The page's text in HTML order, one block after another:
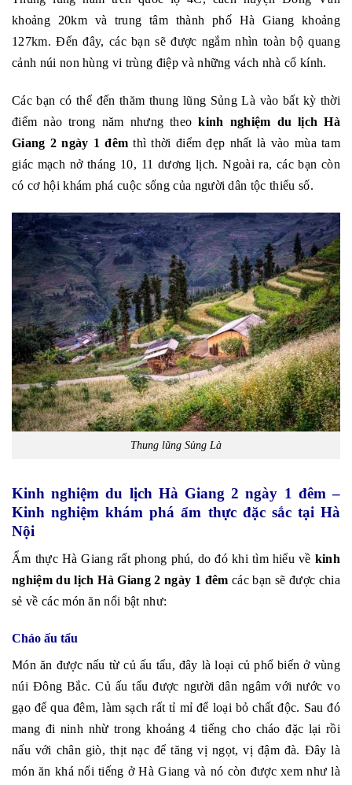
khoảng 20km và trung tâm thành phố Hà Giang khoảng
127km. Đến đây, các bạn sẽ được ngắm nhìn toàn bộ quang
cảnh núi non hùng vi trùng điệp và những vách nhà cổ kính.
Các bạn có thể đến thăm thung lũng Sủng Là vào bất kỳ thời
điểm nào trong năm nhưng theokinh nghiệm du lịch Hà
Giang 2 ngày 1 đêm thì thời điểm đẹp nhất là vào mùa tam
giác mạch nở tháng 10, 11 dương lịch. Ngoài ra, các bạn còn
có cơ hội khám phá cuộc sống của người dân tộc thiểu số.
Thung lũng Sủng Là
Kinh nghiệm du lịch Hà Giang 2 ngày 1 đêm –
Kinh nghiệm khám phá ẩm thực đặc sắc tại Hà
Nội
Ẩm thực Hà Giang rất phong phú, do đó khi tìm hiểu về kinh
nghiệm du lịch Hà Giang 2 ngày 1 đêm các bạn sẽ được chia
sẻ về các món ăn nổi bật như:
Cháo ấu tẩu
Món ăn được nấu từ củ ấu tẩu, đây là loại củ phổ biến ở vùng
núi Đông Bắc. Củ ấu tẩu được người dân ngâm với nước vo
gạo để qua đêm, làm sạch rất tỉ mỉ để loại bỏ chất độc. Sau đó
mang đi ninh nhừ trong khoảng 4 tiếng cho cháo đặc lại rồi
nấu với chân giò, thịt nạc để tăng vị ngọt, vị đậm đà. Đây là
món ăn khá nổi tiếng ở Hà Giang và nó còn được xem như là